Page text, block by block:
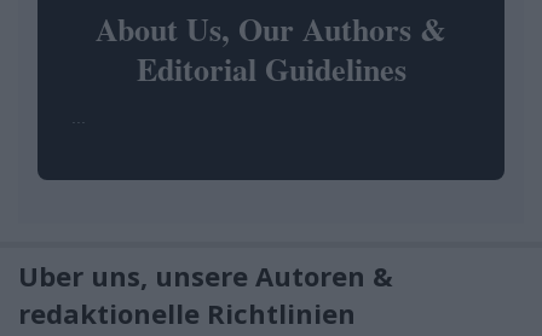
About Us, Our Authors &
Editorial Guidelines
Über uns, unsere Autoren &
redaktionelle Richtlinien